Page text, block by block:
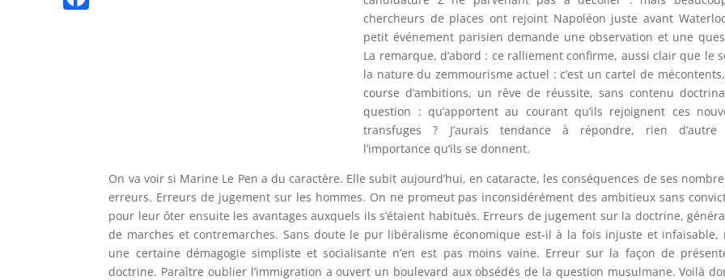
chercheurs de places ont rejoint Napoléon juste avant
petit événement parisien demande une observation et une
La remarque, d’abord : ce ralliement confirme, aussi clair que le
la nature du zemmourisme actuel : c’est un cartel de
course d’ambitions, un rêve de réussite, sans contenu
question : qu’apportent au courant qu’ils rejoignent ces
transfuges ? J’aurais tendance à répondre, rien d’autre
l’importance qu’ils se donnent.
On va voir si Marine Le Pen a du caractère. Elle subit aujourd’hui, en cataracte, les conséquences de ses
erreurs. Erreurs de jugement sur les hommes. On ne promeut pas inconsidérément des ambitieux sans
pour leur ôter ensuite les avantages auxquels ils s’étaient habitués. Erreurs de jugement sur la doctrine,
de marches et contremarches. Sans doute le pur libéralisme économique est-il à la fois injuste et infaisable,
une certaine démagogie simpliste et socialisante n’en est pas moins vaine. Erreur sur la façon de
doctrine. Paraître oublier l’immigration a ouvert un boulevard aux obsédés de la question musulmane. Voilà
p
l